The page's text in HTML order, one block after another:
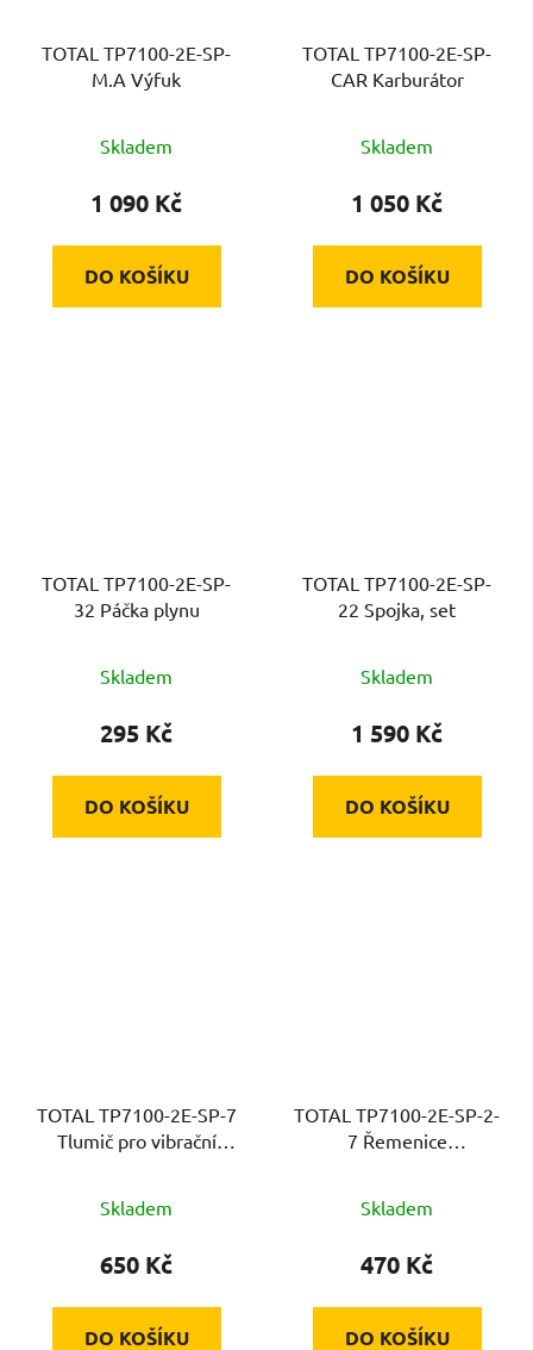
TOTAL TP7100-2E-SP-
M.A Výfuk
Skladem
1 090 Kč
DO KOŠÍKU
TOTAL TP7100-2E-SP-
CAR Karburátor
Skladem
1 050 Kč
DO KOŠÍKU
TOTAL TP7100-2E-SP-
32 Páčka plynu
Skladem
295 Kč
DO KOŠÍKU
TOTAL TP7100-2E-SP-
22 Spojka, set
Skladem
1 590 Kč
DO KOŠÍKU
TOTAL TP7100-2E-SP-7
Tlumič pro vibrační
Skladem
650 Kč
DO KOŠÍKU
TOTAL TP7100-2E-SP-2-
7 Řemenice
Skladem
470 Kč
DO KOŠÍKU